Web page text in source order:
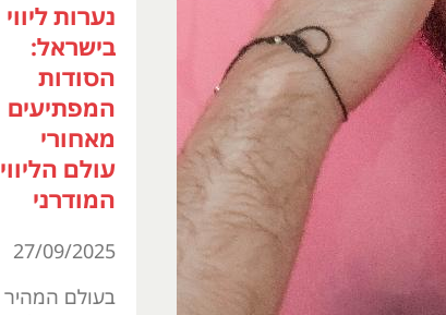
נערות ליווי
בישראל:
הסודות
המפתיעים
מאחורי
עולם הליווי
המודרני
27/09/2025
בעולם המהיר